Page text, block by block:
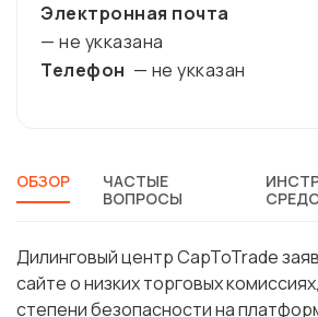
Электронная почта
— не укказана
Телефон — не укказан
ОБЗОР
ЧАСТЫЕ
ВОПРОСЫ
Дилинговый центр CapToTrade
сайте о низких торговых
степени безопасности на